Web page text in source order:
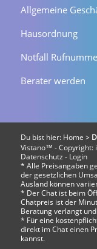
Allgemeine
Hausordnung
Notfall
Berater werden
Du bist hier: Home >
Vistano™ - Copyright:
Datenschutz - Login
* Alle Preisangaben
der gesetzlichen
Ausland können
* Der Chat ist beim
Chatpreis ist der
Beratung verlangt
* Für eine
direkt im Chat einen
kannst.